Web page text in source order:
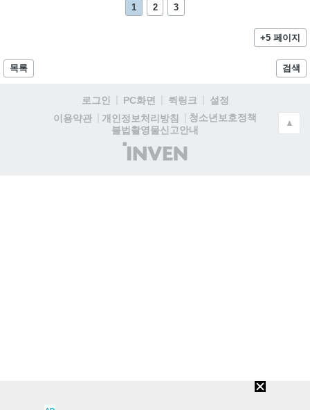
1 2 3
+5 페이지
목록 검색
로그인 PC화면 퀵링크
설정
이용약관
개인정보처리방침
청소년보호정책
불법촬영물신고안내
(주)
인
▲